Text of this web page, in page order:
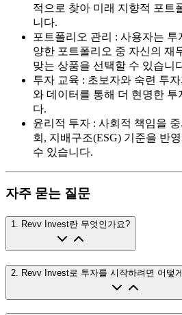
적으로 찾아 미래 지향적 포트
니다.
포트폴리오 관리 : 사용자는 투
양한 포트폴리오 중 자신의 재
맞는 상품을 선택할 수 있습니
투자 교육 : 초보자와 숙련 투
와 데이터를 통해 더 현명한 투
다.
윤리적 투자 : 사회적 책임을
회, 지배구조(ESG) 기준을 반
수 있습니다.
자주 묻는 질문
1 Revv Invest란 무엇인가요?
2 Revv Invest로 투자를 시작하려면 어떻